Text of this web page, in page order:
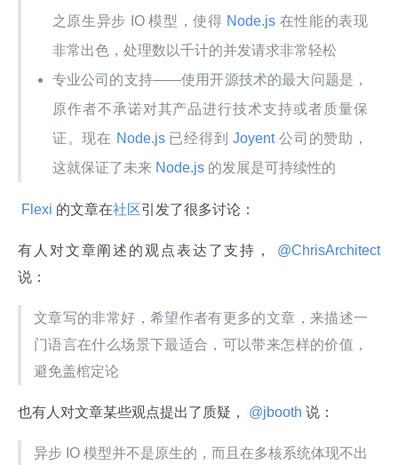
之原生异步 IO 模型，使得 Node.js 在性能的表现
非常出色，处理数以千计的并发请求非常轻松
专业公司的支持——使用开源技术的最大问题是，
原作者不承诺对其产品进行技术支持或者质量保
证。现在 Node.js 已经得到 Joyent公司的赞助，
这就保证了未来Node.js 的发展是可持续性的
Flexi 的文章在社区引发了很多讨论：
有人对文章阐述的观点表达了支持，
@ChrisArchitect
说：
文章写的非常好，希望作者有更多的文章，来描述一
门语言在什么场景下最适合，可以带来怎样的价值，
避免盖棺定论
也有人对文章某些观点提出了质疑， @jbooth 说：
异步 IO 模型并不是原生的，而且在多核系统体现不出